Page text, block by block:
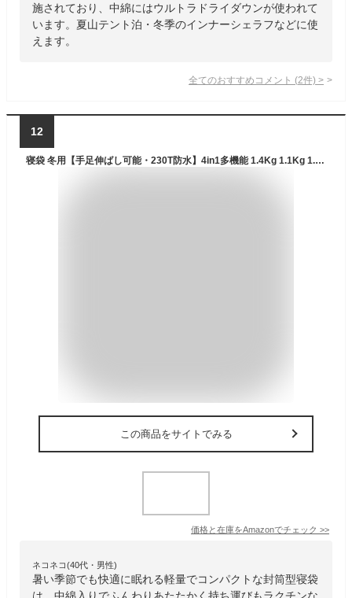
施されており、中綿にはウルトラドライダウンが使われて
います。夏山テント泊・冬季のインナーシェラフなどに使
えます。
全てのおすすめコメント (2件) >
12
寝袋 冬用【手足伸ばし可能・230T防水】4in1多機能 1.4Kg 1.1Kg 1.8Kg 2.2Kg 寝袋 オールシーズン 夏用シュラフ 封筒型 コンパクト 軽量 中綿 快適温度-5℃-20℃ 保温 wolfyok outdoors 丸洗い可能 収納パック付き キャンプ アウトドア コンパクト 登山 車中泊 防災用 避難用 防寒【国内ブランド】
この商品をサイトでみる
価格と在庫をAmazonでチェック >>
ネコネコ(40代・男性)
暑い季節でも快適に眠れる軽量でコンパクトな封筒型寝袋